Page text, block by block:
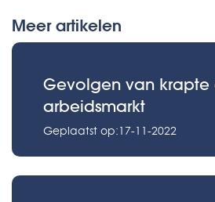
Meer artikelen
Gevolgen van
arbeidsmarkt
Geplaatst op:17-11-2022